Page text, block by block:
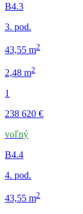
B4.3
3. pod.
43,55 m2
2,48 m2
1
238 620 €
voľný
B4.4
4. pod.
43,55 m2